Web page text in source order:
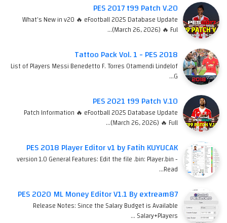
PES 2017 t99 Patch V.20
What's New in v20 🔥 eFootball 2025 Database Update
(March 26, 2026) 🔥 Ful…
Tattoo Pack Vol. 1 - PES 2018
List of Players Messi Benedetto F. Torres Otamendi Lindelof
G…
PES 2021 t99 Patch V.10
Patch Information 🔥 eFootball 2025 Database Update
(March 26, 2026) 🔥 Full…
PES 2018 Player Editor v1 by Fatih KUYUCAK
version 1.0 General Features: Edit the file .bin: Player.bin -
Read…
PES 2020 ML Money Editor V1.1 By extream87
Release Notes: Since the Salary Budget is Available
Salary+Players …